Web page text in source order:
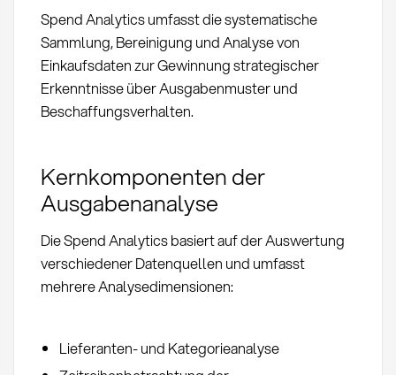
Spend Analytics umfasst die systematische
Sammlung, Bereinigung und Analyse von
Einkaufsdaten zur Gewinnung strategischer
Erkenntnisse über Ausgabenmuster und
Beschaffungsverhalten.
Kernkomponenten der
Ausgabenanalyse
Die Spend Analytics basiert auf der Auswertung
verschiedener Datenquellen und umfasst
mehrere Analysedimensionen:
Lieferanten- und Kategorieanalyse